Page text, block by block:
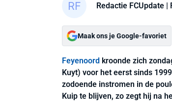
Redactie FCUpdate |
Maak ons je Google-favoriet
Feyenoord kroonde zich
Kuyt) voor het eerst sinds
zodoende instromen in de
Kuip te blijven, zo zegt hij na